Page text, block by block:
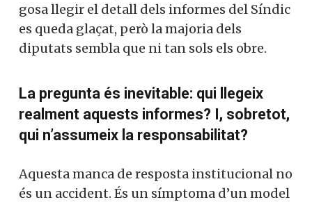
gosa llegir el detall dels informes del Síndic
es queda glaçat, però la majoria dels
diputats sembla que ni tan sols els obre.
La pregunta és inevitable: qui llegeix
realment aquests informes? I, sobretot,
qui n’assumeix la responsabilitat?
Aquesta manca de resposta institucional no
és un accident. És un símptoma d’un model